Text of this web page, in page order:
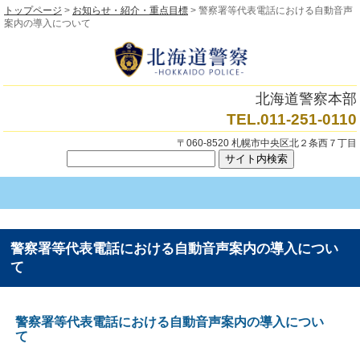
トップページ > お知らせ・紹介・重点目標 > 警察署等代表電話における自動音声
案内の導入について
北海道警察本部
TEL.011-251-0110
〒060-8520 札幌市中央区北２条西７丁目
警察署等代表電話における自動音声案内の導入につい
て
警察署等代表電話における自動音声案内の導入につい
て